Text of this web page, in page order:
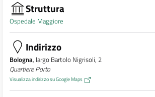
Struttura
Ospedale Maggiore
Indirizzo
Bologna, largo Bartolo Nigrisoli, 2
Quartiere Porto
Visualizza indirizzo su Google Maps